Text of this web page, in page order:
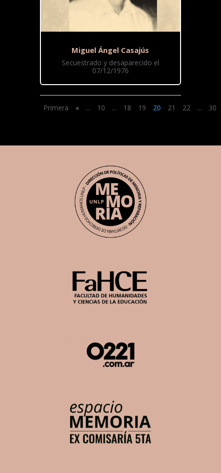
Miguel Ángel Casajús
Secuestrado y desaparecido el
07/12/1976
Primera « ... 10 ... 18 19 20 21 22 ... 30